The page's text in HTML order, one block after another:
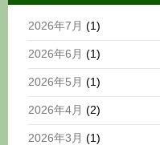
2026年7月 (1)
2026年6月 (1)
2026年5月 (1)
2026年4月 (2)
2026年3月 (1)